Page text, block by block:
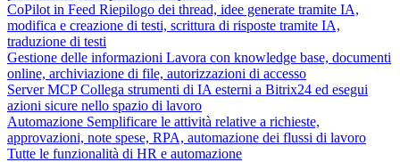
CoPilot in Feed Riepilogo dei thread, idee generate tramite IA,
modifica e creazione di testi, scrittura di risposte tramite IA,
traduzione di testi
Gestione delle informazioni Lavora con knowledge base, documenti
online, archiviazione di file, autorizzazioni di accesso
Server MCP Collega strumenti di IA esterni a Bitrix24 ed esegui
azioni sicure nello spazio di lavoro
Automazione Semplificare le attività relative a richieste,
approvazioni, note spese, RPA, automazione dei flussi di lavoro
Tutte le funzionalità di HR e automazione